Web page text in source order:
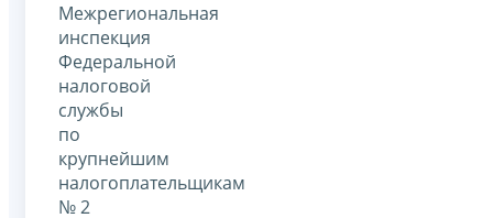
Межрегиональная
инспекция
Федеральной
налоговой
службы
по
крупнейшим
налогоплательщикам
№ 2